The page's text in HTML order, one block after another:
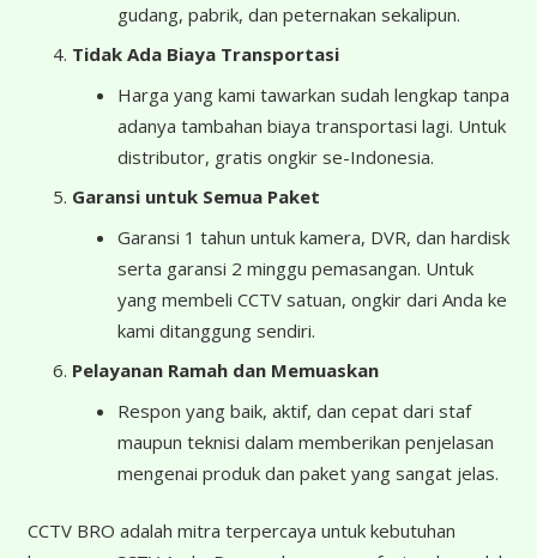
gudang, pabrik, dan peternakan sekalipun.
Tidak Ada Biaya Transportasi
Harga yang kami tawarkan sudah lengkap tanpa
adanya tambahan biaya transportasi lagi. Untuk
distributor, gratis ongkir se-Indonesia.
Garansi untuk Semua Paket
Garansi 1 tahun untuk kamera, DVR, dan hardisk
serta garansi 2 minggu pemasangan. Untuk
yang membeli CCTV satuan, ongkir dari Anda ke
kami ditanggung sendiri.
Pelayanan Ramah dan Memuaskan
Respon yang baik, aktif, dan cepat dari staf
maupun teknisi dalam memberikan penjelasan
mengenai produk dan paket yang sangat jelas.
CCTV BRO adalah mitra terpercaya untuk kebutuhan